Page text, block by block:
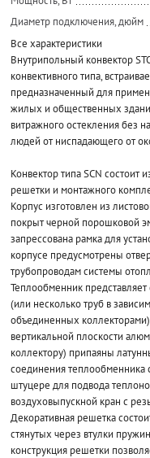
Диаметр подключения, дюйм
Все характеристики
Внутрипольный конвектор
конвективного типа,
предназначенный для
жилых и общественных
витражного остекления без
людей от ниспадающего от
Конвектор типа SCN состоит
решетки и монтажного
Корпус изготовлен из
покрыт черной порошковой
запрессована рамка для
корпусе предусмотрены
трубопроводам системы
Теплообменник
(или несколько труб в
объединенных
вертикальной плоскости
коллектору) припаяны
соединения
штуцере для подвода
воздуховыпускной кран с
Декоративная решетка
стянутых через втулки
конструкция решетки